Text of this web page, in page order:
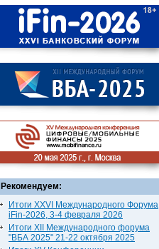
Рекомендуем:
Итоги XXVI Международного Форума
iFin-2026, 3-4 февраля 2026
Итоги XII Международного форума
"ВБА 2025" 21-22 октября 2025